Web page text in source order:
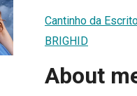
Cantinho da
BRIGHID
About